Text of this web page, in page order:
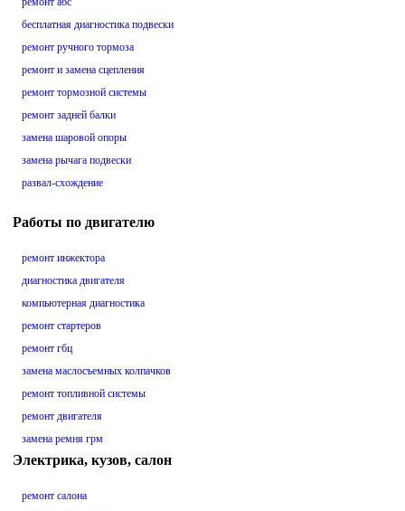
бесплатная диагностика подвески
ремонт ручного тормоза
ремонт и замена сцепления
ремонт тормозной системы
ремонт задней балки
замена шаровой опоры
замена рычага подвески
развал-схождение
Работы по двигателю
ремонт инжектора
диагностика двигателя
компьютерная диагностика
ремонт стартеров
ремонт гбц
замена маслосъемных колпачков
ремонт топливной системы
ремонт двигателя
замена ремня грм
Электрика, кузов, салон
ремонт салона